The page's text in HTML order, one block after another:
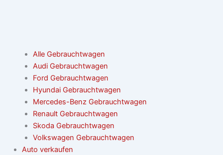
Alle Gebrauchtwagen
Audi Gebrauchtwagen
Ford Gebrauchtwagen
Hyundai Gebrauchtwagen
Mercedes-Benz Gebrauchtwagen
Renault Gebrauchtwagen
Skoda Gebrauchtwagen
Volkswagen Gebrauchtwagen
Auto verkaufen